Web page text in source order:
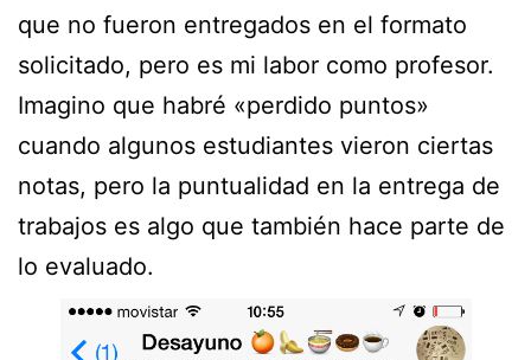
que no fueron entregados en el formato
solicitado, pero es mi labor como profesor.
Imagino que habré «perdido puntos»
cuando algunos estudiantes vieron ciertas
notas, pero la puntualidad en la entrega de
trabajos es algo que también hace parte de
lo evaluado.